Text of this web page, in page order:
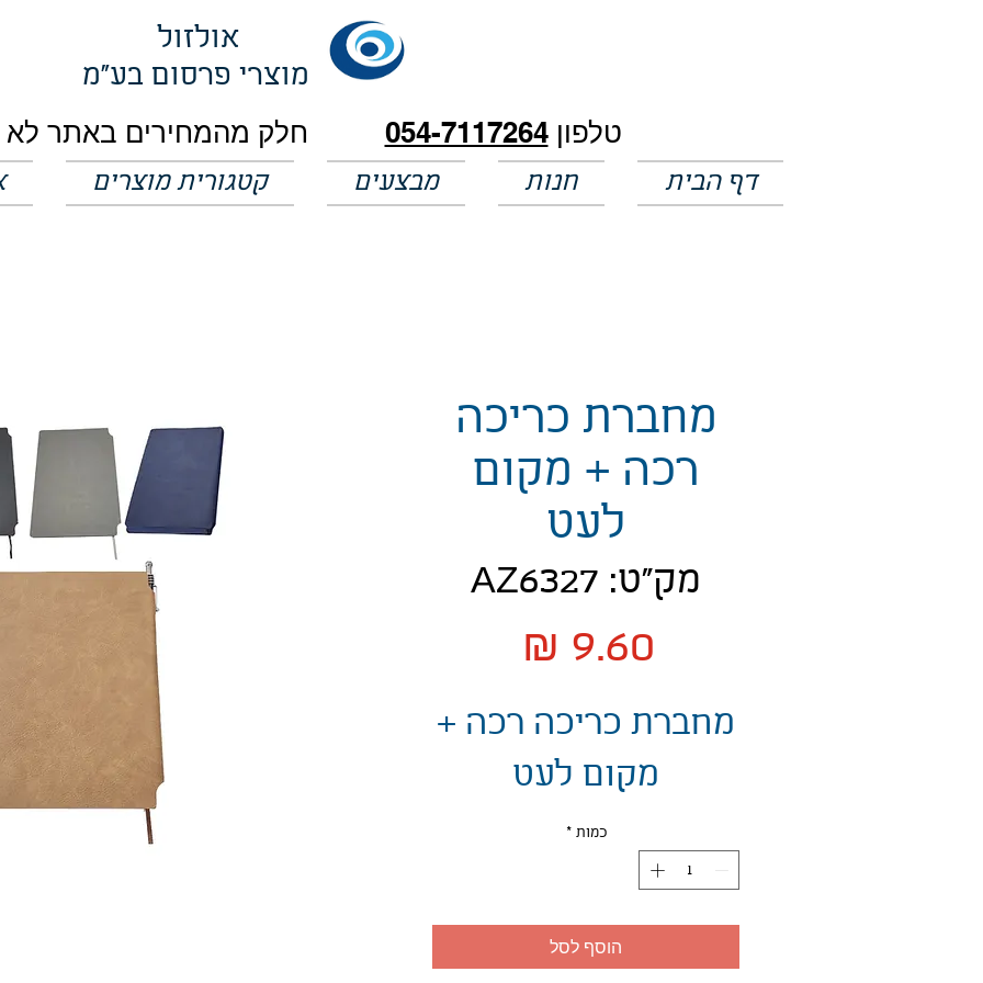
אולזול
מוצרי פרסום בע"מ
טלפון054-7117264
דף הבית חנות מבצעים קטגורית מוצרים
מחברת כריכה
רכה + מקום
לעט
מק"ט: AZ6327
מחברת כריכה רכה +
מקום לעט
כמות *
הוסף לסל